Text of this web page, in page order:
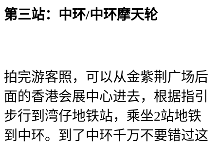
第三站：中环/中环摩天轮
拍完游客照，可以从金紫荆广场后
面的香港会展中心进去，根据指引
步行到湾仔地铁站，乘坐2站地铁
到中环。到了中环千万不要错过这